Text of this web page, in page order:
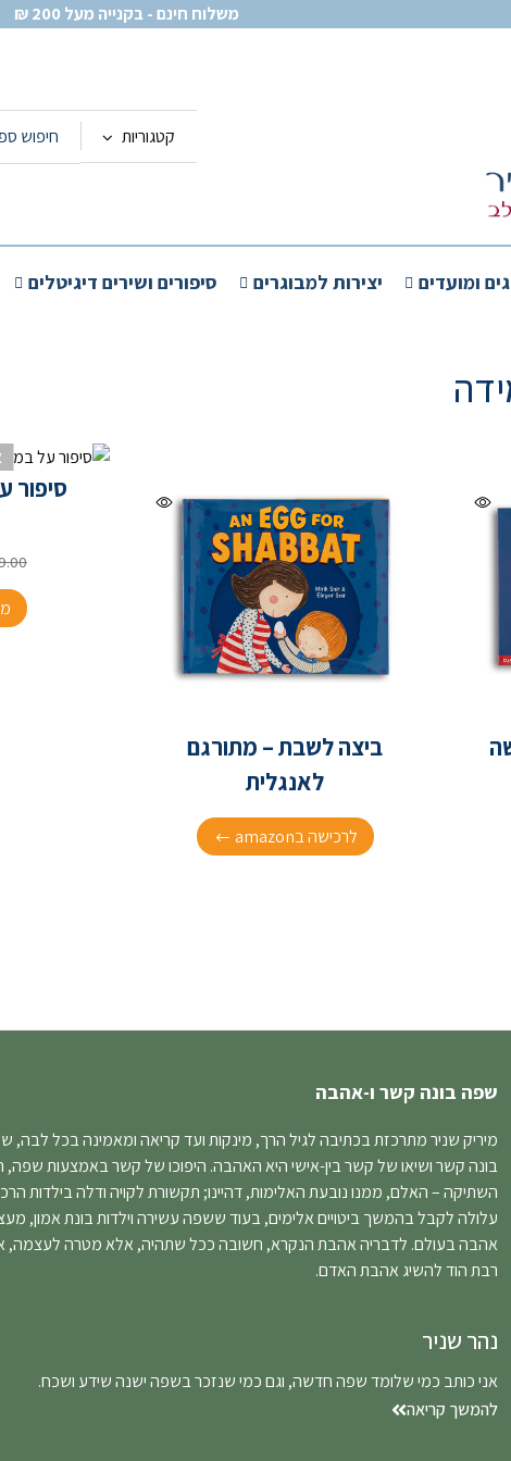
משלוח חינם - בקנייה מעל 200 ₪
קטגוריות
ומועדים יצירות למבוגרים סיפורים ושירים דיגיטלים
ביצה לשבת – מתורגם
לאנגלית
לרכישה בamazon
סיפור
שפה בונה קשר ו-אהבה
מיריק שניר מתרכזת בכתיבה לגיל הרך, מינקות ועד קריאה ומאמינה בכל לבה,
בונה קשר ושיאו של קשר בין-אישי היא האהבה. היפוכו של קשר באמצעות שפה,
השתיקה – האלם, ממנו נובעת האלימות, דהיינו; תקשורת לקויה ודלה בילדות
עלולה לקבל בהמשך ביטויים אלימים, בעוד ששפה עשירה וילדות בונת אמון,
אהבה בעולם. לדבריה אהבת הנקרא, חשובה ככל שתהיה, אלא מטרה לעצמה,
רבת הוד להשיג אהבת האדם.
נהר שניר
אני כותב כמי שלומד שפה חדשה, וגם כמי שנזכר בשפה ישנה שידע ושכח.
להמשך קריאה